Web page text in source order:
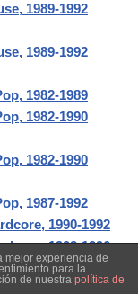
1989-1992
1989-1992
1982-1989
1982-1990
1982-1990
1987-1992
1990-1992
1992-1996
mejor experiencia de
para la
de nuestra política de